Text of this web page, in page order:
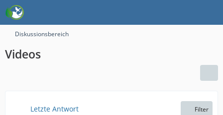
Diskussionsbereich
Videos
Letzte Antwort Filter